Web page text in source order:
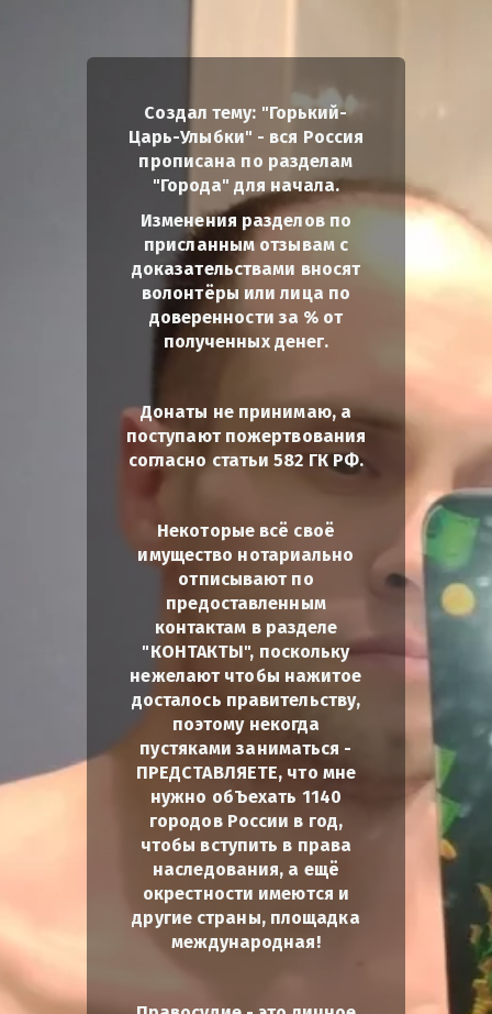
Создал тему: "Горький-
Царь-Улыбки" - вся Россия
прописана по разделам
"Города" для начала.
Изменения разделов по
присланным отзывам с
доказательствами вносят
волонтёры или лица по
доверенности за % от
полученных денег.
Донаты не принимаю, а
поступают пожертвования
согласно статьи 582 ГК РФ.
Некоторые всё своё
имущество нотариально
отписывают по
предоставленным
контактам в разделе
"КОНТАКТЫ", поскольку
нежелают чтобы нажитое
досталось правительству,
поэтому некогда
пустяками заниматься -
ПРЕДСТАВЛЯЕТЕ, что мне
нужно обЪехать 1140
городов России в год,
чтобы вступить в права
наследования, а ещё
окрестности имеются и
другие страны, площадка
международная!